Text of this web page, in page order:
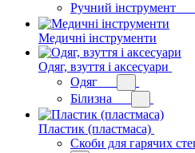
Ручний інструмент
Медичні інструменти
Одяг, взуття і аксесуари
Одяг
Білизна
Пластик (пластмаса)
Скоби для гарячих